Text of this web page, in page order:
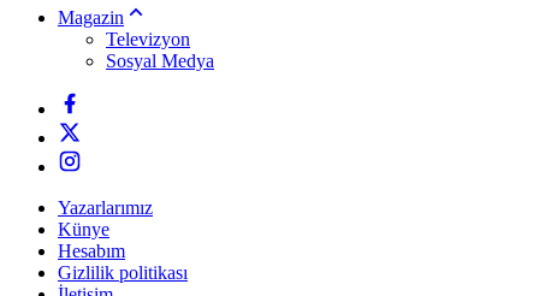
Magazin
Televizyon
Sosyal Medya
Yazarlarımız
Künye
Hesabım
Gizlilik politikası